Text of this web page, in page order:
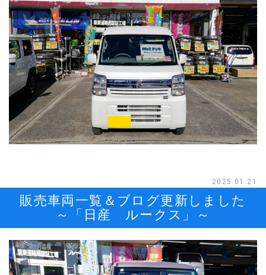
2025.01.21
販売車両一覧＆ブログ更新しました
～「日産 ルークス」～